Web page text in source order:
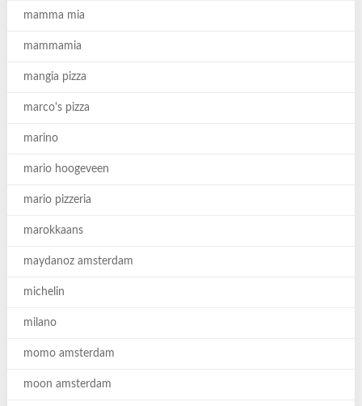
mamma mia
mammamia
mangia pizza
marco's pizza
marino
mario hoogeveen
mario pizzeria
marokkaans
maydanoz amsterdam
michelin
milano
momo amsterdam
moon amsterdam